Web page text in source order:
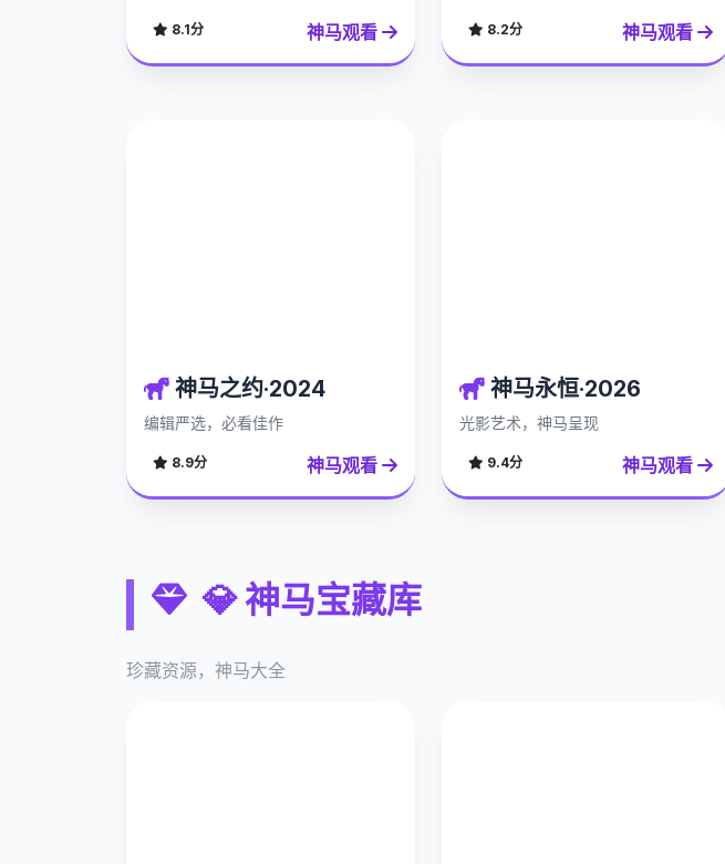
8.1分 神马观看 8.2分 神马观看
神马之约·2024
编辑严选，必看佳作
8.9分 神马观看
神马永恒·2026
光影艺术，神马呈现
9.4分 神马观看
💎 神马宝藏库
珍藏资源，神马大全